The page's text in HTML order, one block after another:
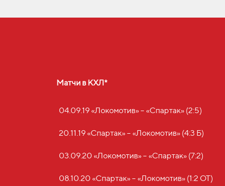
Матчи в КХЛ*
04.09.19 «Локомотив» – «Спартак» (2:5)
20.11.19 «Спартак» – «Локомотив» (4:3 Б)
03.09.20 «Локомотив» – «Спартак» (7:2)
08.10.20 «Спартак» – «Локомотив» (1:2 ОТ)